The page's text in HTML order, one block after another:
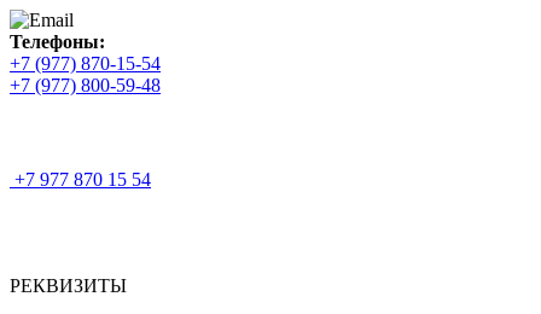
Телефоны:
+7 (977) 870-15-54
+7 (977) 800-59-48
+7 977 870 15 54
РЕКВИЗИТЫ